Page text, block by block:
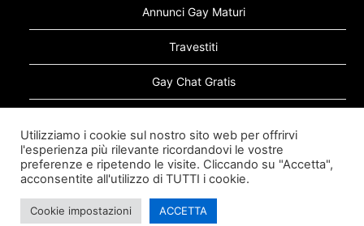
Annunci Gay Maturi
Travestiti
Gay Chat Gratis
Sugar Daddy Gay
Utilizziamo i cookie sul nostro sito web per offrirvi
l'esperienza più rilevante ricordandovi le vostre
preferenze e ripetendo le visite. Cliccando su "Accetta",
acconsentite all'utilizzo di TUTTI i cookie.
Cookie impostazioni ACCETTA